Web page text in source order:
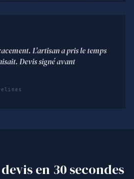
L'artisan a pris le temps
Devis signé avant
en 30 secondes